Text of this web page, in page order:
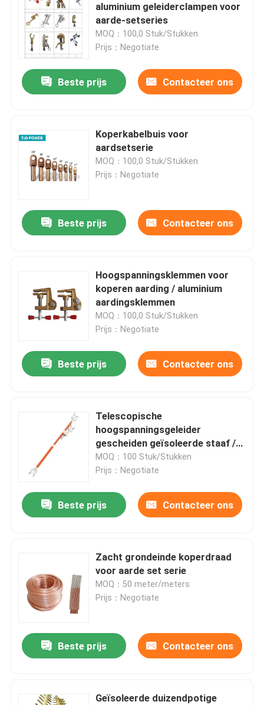
Producten
Video's
Over ons
aluminium geleiderclampen voor
aarde-setseries
MOQ：100,0 Stuk/Stukken
Prijs：Negotiate
Beste prijs Contacteer ons
Koperkabelbuis voor
aardsetserie
MOQ：100,0 Stuk/Stukken
Prijs：Negotiate
Beste prijs Contacteer ons
Hoogspanningsklemmen voor
koperen aarding / aluminium
aardingsklemmen
MOQ：100,0 Stuk/Stukken
Prijs：Negotiate
Beste prijs Contacteer ons
Telescopische
hoogspanningsgeleider
gescheiden geïsoleerde staaf /
gereedschap voor live-lijnen
MOQ：100 Stuk/Stukken
Prijs：Negotiate
Beste prijs Contacteer ons
Zacht grondeinde koperdraad
voor aarde set serie
MOQ：50 meter/meters
Prijs：Negotiate
Beste prijs Contacteer ons
Geïsoleerde duizendpotige